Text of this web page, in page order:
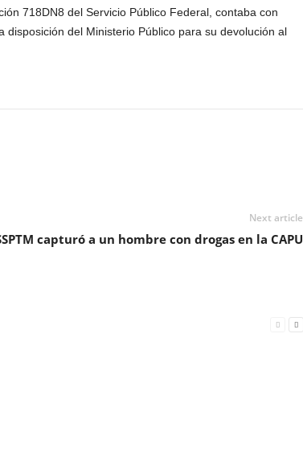
718DN8 del Servicio Público Federal, contaba con
del Ministerio Público para su devolución al
Next article
capturó a un hombre con drogas en la CAPU